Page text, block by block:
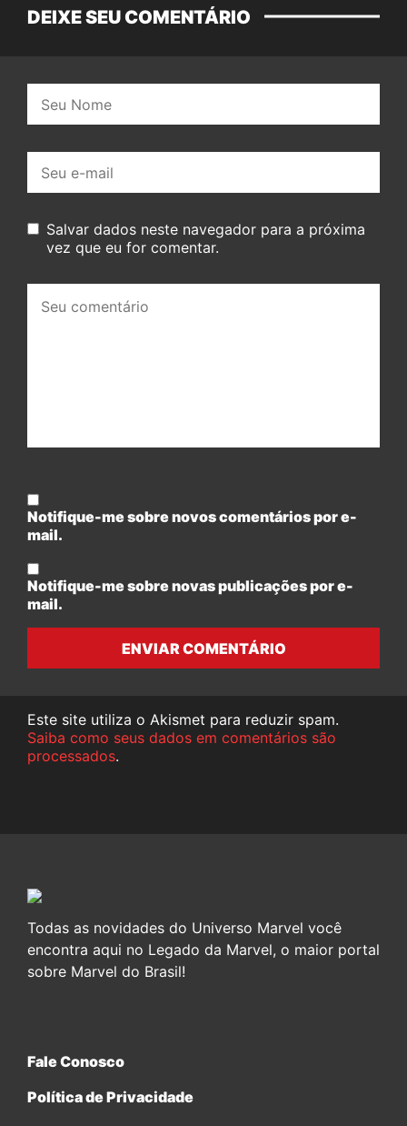
DEIXE SEU COMENTÁRIO
mail:
Salvar dados neste navegador para a próxima
vez que eu for comentar.
comentário:
Notifique-me sobre novos comentários por e-
mail.
Notifique-me sobre novas publicações por e-
mail.
ENVIAR COMENTÁRIO
Este site utiliza o Akismet para reduzir spam.
Saiba como seus dados em comentários são
processados.
Todas as novidades do Universo Marvel você
encontra aqui no Legado da Marvel, o maior portal
sobre Marvel do Brasil!
Fale Conosco
Política de Privacidade